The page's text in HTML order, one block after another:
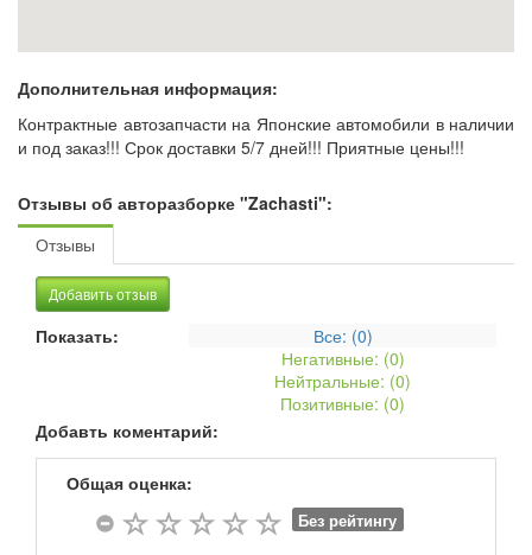
Дополнительная информация:
Контрактные автозапчасти на Японские автомобили в наличии
и под заказ!!! Срок доставки 5/7 дней!!! Приятные цены!!!
Отзывы об авторазборке "Zachasti":
Отзывы
Добавить отзыв
Показать: Все: (0)
Негативные: (0)
Нейтральные: (0)
Позитивные: (0)
Добавть коментарий:
Общая оценка:
Без рейтингу